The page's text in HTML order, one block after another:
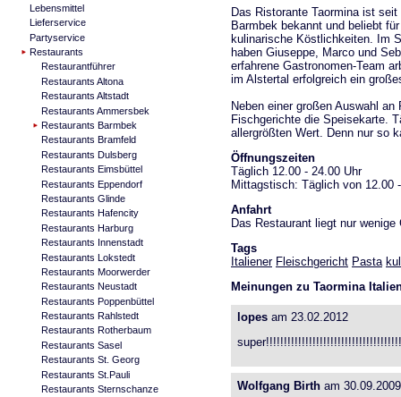
Lebensmittel
Lieferservice
Partyservice
Restaurants
Restaurantführer
Restaurants Altona
Restaurants Altstadt
Restaurants Ammersbek
Restaurants Barmbek
Restaurants Bramfeld
Restaurants Dulsberg
Restaurants Eimsbüttel
Restaurants Eppendorf
Restaurants Glinde
Restaurants Hafencity
Restaurants Harburg
Restaurants Innenstadt
Restaurants Lokstedt
Restaurants Moorwerder
Restaurants Neustadt
Restaurants Poppenbüttel
Restaurants Rahlstedt
Restaurants Rotherbaum
Restaurants Sasel
Restaurants St. Georg
Restaurants St.Pauli
Restaurants Sternschanze
Das Ristorante Taormina ist seit
Barmbek bekannt und beliebt
kulinarische Köstlichkeiten. Im
haben Giuseppe, Marco und
erfahrene Gastronomen-Team
im Alstertal erfolgreich ein
Neben einer großen Auswahl
Fischgerichte die Speisekarte.
allergrößten Wert. Denn nur so
Öffnungszeiten
Täglich 12.00 - 24.00 Uhr
Mittagstisch: Täglich von 12.00
Anfahrt
Das Restaurant liegt nur
Tags
Italiener Fleischgericht Pasta
Meinungen zu Taormina
lopesam 23.02.2012
Wolfgang Birtham 30.09.2009